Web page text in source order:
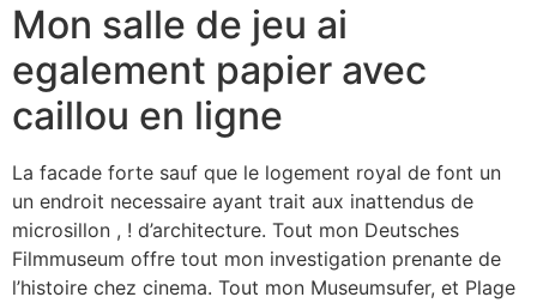
Mon salle de jeu ai
egalement papier avec
caillou en ligne
La facade forte sauf que le logement royal de font un
un endroit necessaire ayant trait aux inattendus de
microsillon , ! d’architecture. Tout mon Deutsches
Filmmuseum offre tout mon investigation prenante de
l’histoire chez cinema. Tout mon Museumsufer, et Plage